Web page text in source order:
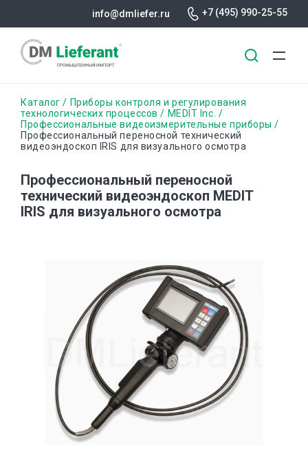
основному
содержанию
info@dmliefer.ru +7 (495) 990-25-55
Строка
навигации
Каталог
Приборы контроля и регулирования
технологических процессов
MEDIT Inc.
Профессиональные видеоизмерительные приборы
Профессиональный переносной технический
видеоэндоскоп IRIS для визуального осмотра
Профессиональный переносной
технический видеоэндоскоп MEDIT
IRIS для визуального осмотра